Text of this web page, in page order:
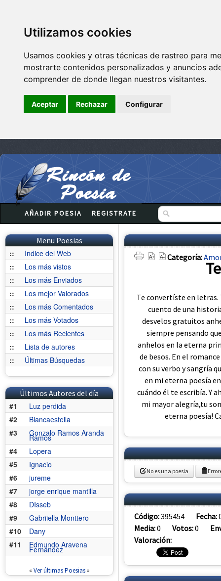
Utilizamos cookies
Usamos cookies y otras técnicas de rastreo para
mostrarte contenidos personalizados y anuncios
comprender de donde llegan nuestros visitantes.
Aceptar Rechazar Configurar
AÑADIR POESIA REGISTRATE
Menu Poesias
::
Indice del Web
::
Los más vistos
::
Los más Enviados
::
Los mejor Valorados
::
Los más Comentados
::
Los más Votados
::
Los más Recientes
::
Lista de autores
::
Últimas Búsquedas
Últimos Autores del día
#1
Luz perdida
#2
Biancaestella
#3
Gonzalo Ramos Aranda
Ramos
#4
Lopera
#5
Ignacio
#6
jureme
#7
jorge enrique mantilla
#8
DIsseb
#9
Gabriiella Monttero
#10
Dany
#11
Edmundo Aravena
Fernández
« Ver últimas Poesias»
Categoría:
Te convertíste en
cuento de una
desvelos gratuitos
siempre pensando
anhelos en la eterna
de besos. En el
con su verbo y sangría
en mi eterna poesía
cuándo él te escribía. Y
mi mayor alegría,tu
eterna poesía!
No es una poesia
Código:395454 Fecha:
Media:0 Votos:0
Valoración: